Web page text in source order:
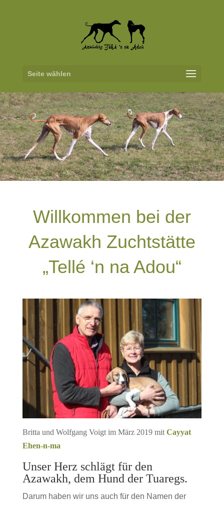
Seite wählen
Willkommen bei der
Azawakh Zuchtstätte
„Tellé ‘n na Adou“
Britta und Wolfgang Voigt im März 2019 mit Cayyat
Ehen-n-ma
Unser Herz schlägt für den
Azawakh, dem Hund der Tuaregs.
Darum haben wir uns auch für den Namen der